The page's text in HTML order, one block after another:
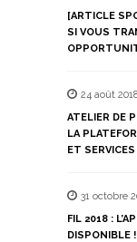
[ARTICLE
SI VOUS
24 août
ATELIER DE
LA
ET SERVICES
31 octobre
FIL 2018 :
DISPONIBLE !